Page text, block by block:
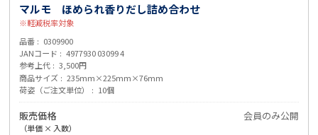
マルモ ほめられ香りだし詰め合わせ
軽減税率対象
品番
0309900
JANコード
4977930 03099 4
参考上代
3,500円
商品サイズ
235mm×225mm×76mm
荷姿（ご注文単位）
10個
販売価格
（単価 × 入数）
会員のみ公開